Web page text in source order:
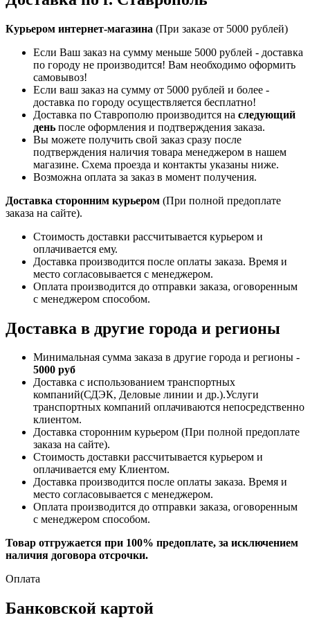
Курьером интернет-магазина (При заказе от 5000 рублей)
Если Ваш заказ на сумму меньше 5000 рублей - доставка
по городу не производится! Вам необходимо оформить
самовывоз!
Если ваш заказ на сумму от 5000 рублей и более -
доставка по городу осуществляется бесплатно!
Доставка по Ставрополю производится на следующий
день после оформления и подтверждения заказа.
Вы можете получить свой заказ сразу после
подтверждения наличия товара менеджером в нашем
магазине. Схема проезда и контакты указаны ниже.
Возможна оплата за заказ в момент получения.
Доставка сторонним курьером (При полной предоплате
заказа на сайте).
Стоимость доставки рассчитывается курьером и
оплачивается ему.
Доставка производится после оплаты заказа. Время и
место согласовывается с менеджером.
Оплата производится до отправки заказа, оговоренным
с менеджером способом.
Доставка в другие города и регионы
Минимальная сумма заказа в другие города и регионы -
5000 руб
Доставка с использованием транспортных
компаний(СДЭК, Деловые линии и др.).Услуги
транспортных компаний оплачиваются непосредственно
клиентом.
Доставка сторонним курьером (При полной предоплате
заказа на сайте).
Стоимость доставки рассчитывается курьером и
оплачивается ему Клиентом.
Доставка производится после оплаты заказа. Время и
место согласовывается с менеджером.
Оплата производится до отправки заказа, оговоренным
с менеджером способом.
Товар отгружается при 100% предоплате, за исключением
наличия договора отсрочки.
Оплата
Банковской картой